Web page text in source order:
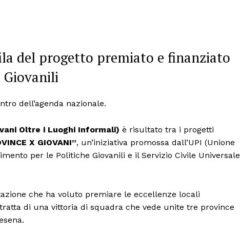
del progetto premiato e finanziato
Giovanili
dell’agenda nazionale.
Oltre i Luoghi Informali) è risultato tra i progetti
X GIOVANI”, un’iniziativa promossa dall’UPI (Unione
per le Politiche Giovanili e il Servizio Civile Universale
che ha voluto premiare le eccellenze locali
di una vittoria di squadra che vede unite tre province